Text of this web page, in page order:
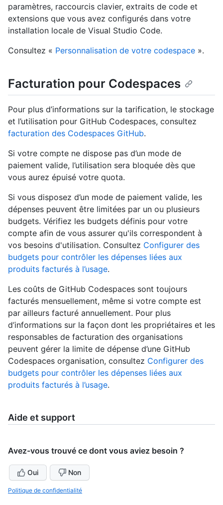
paramètres, raccourcis clavier, extraits de code et
extensions que vous avez configurés dans votre
installation locale de Visual Studio Code.
Consultez « Personnalisation de votre codespace ».
Facturation pour Codespaces
Pour plus d’informations sur la tarification, le stockage
et l’utilisation pour GitHub Codespaces, consultez
facturation des Codespaces GitHub.
Si votre compte ne dispose pas d’un mode de
paiement valide, l’utilisation sera bloquée dès que
vous aurez épuisé votre quota.
Si vous disposez d’un mode de paiement valide, les
dépenses peuvent être limitées par un ou plusieurs
budgets. Vérifiez les budgets définis pour votre
compte afin de vous assurer qu'ils correspondent à
vos besoins d'utilisation. Consultez Configurer des
budgets pour contrôler les dépenses liées aux
produits facturés à l’usage.
Les coûts de GitHub Codespaces sont toujours
facturés mensuellement, même si votre compte est
par ailleurs facturé annuellement. Pour plus
d’informations sur la façon dont les propriétaires et les
responsables de facturation des organisations
peuvent gérer la limite de dépense d’une GitHub
Codespaces organisation, consultez Configurer des
budgets pour contrôler les dépenses liées aux
produits facturés à l’usage.
Aide et support
Avez-vous trouvé ce dont vous aviez besoin ?
Oui Non
Politique de confidentialité